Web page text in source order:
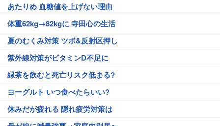
あたりめ 血糖値を上げない理由
体重62kg→82kgに 寺田心の生活
夏のむくみ対策 ツボ&反射区押し
紫外線対策がビタミンD不足に
緑茶を飲むと死亡リスク低まる?
ヨーグルト いつ食べたらいい?
休みだが疲れる 隠れ疲労対策は